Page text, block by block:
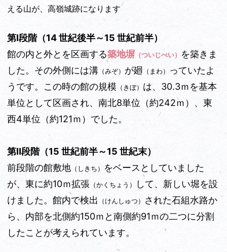
える山が、高嶺城跡になります
第Ⅰ段階（14 世紀後半～15 世紀前半）
館の内と外とを区画する築地塀 （ついじべい）
を築きま
した。その外側には溝 （みぞ） が廻 （まわ）
っていたよ
うです。この時の館の規模 （きぼ） は、30.3ｍを基本
単位として区画され、南北8単位（約242ｍ）、東
西4単位（約121ｍ）でした。
第Ⅱ段階（15 世紀前半～15 世紀末）
前段階の館敷地 （しきち）
をベースとしていました
が、東に約10ｍ拡張 （かくちょう）
して、新しい堀を設
けました。館内で検出
（けんしゅつ）
された石組水路か
ら、内部を北側約150ｍと南側約91ｍの二つに分割
したことが考えられています。